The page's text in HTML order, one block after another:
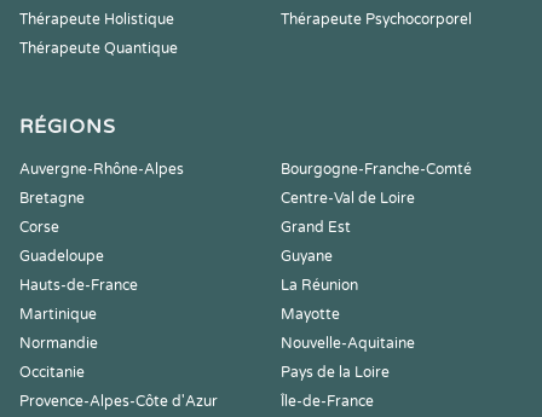
Thérapeute Holistique
Thérapeute Psychocorporel
Thérapeute Quantique
RÉGIONS
Auvergne-Rhône-Alpes
Bourgogne-Franche-Comté
Bretagne
Centre-Val de Loire
Corse
Grand Est
Guadeloupe
Guyane
Hauts-de-France
La Réunion
Martinique
Mayotte
Normandie
Nouvelle-Aquitaine
Occitanie
Pays de la Loire
Provence-Alpes-Côte d'Azur
Île-de-France